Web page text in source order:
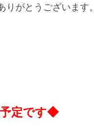
がとうございます。
定です◆